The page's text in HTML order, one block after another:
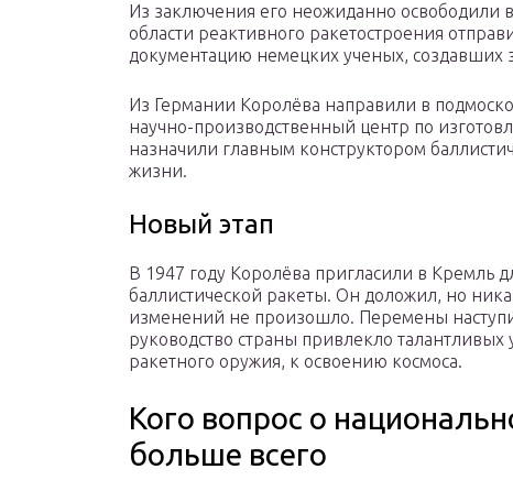
Из заключения его неожиданно освободили
области реактивного ракетостроения
документацию немецких ученых, создавших
Из Германии Королёва направили в
научно-производственный центр по
назначили главным конструктором
жизни.
Новый этап
В 1947 году Королёва пригласили в Кремль
баллистической ракеты. Он доложил, но
изменений не произошло. Перемены
руководство страны привлекло
ракетного оружия, к освоению космоса.
Кого вопрос о
больше всего